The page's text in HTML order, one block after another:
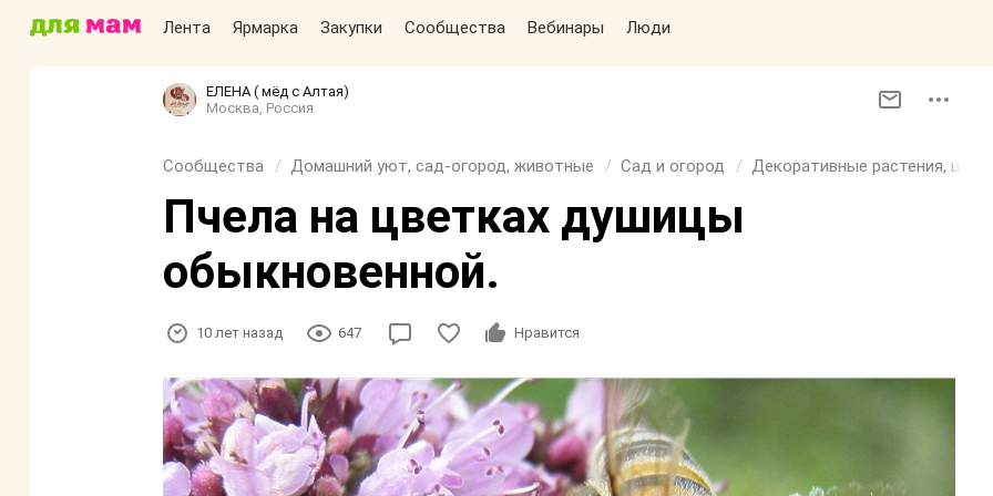
Лента Ярмарка Закупки Сообщества Вебинары Люди
ЕЛЕНА ( мёд с Алтая)
Москва, Россия
Сообщества Домашний уют, сад-огород, животные Сад и огород Декоративные растения,
Пчела на цветках душицы
обыкновенной.
10 лет назад 647 Нравится